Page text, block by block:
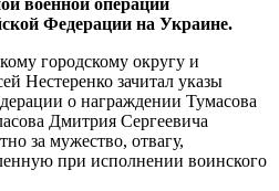
Федерации на Украине.
городскому округу и
Нестеренко зачитал указы
о награждении Тумасова
Дмитрия Сергеевича
за мужество, отвагу,
при исполнении воинского